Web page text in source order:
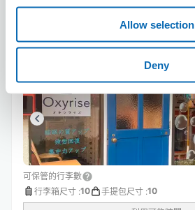
Allow selection
Deny
Oxygen Capsule Oxyrise
从Kashiwa站步行6分钟。
可保管的行李數
行李箱尺寸 :10 手提包尺寸 :10